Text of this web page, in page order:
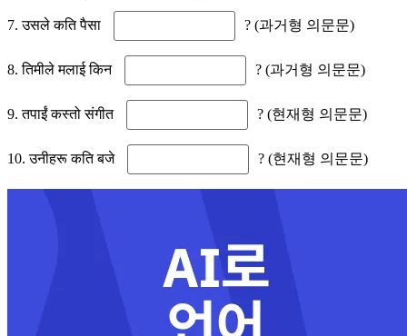
7. उसले कति पैसा ? (과거형 의문문)
8. तिमीले मलाई किन ? (과거형 의문문)
9. तपाईं कस्तो संगीत ? (현재형 의문문)
10. उनीहरू कति बजे ? (현재형 의문문)